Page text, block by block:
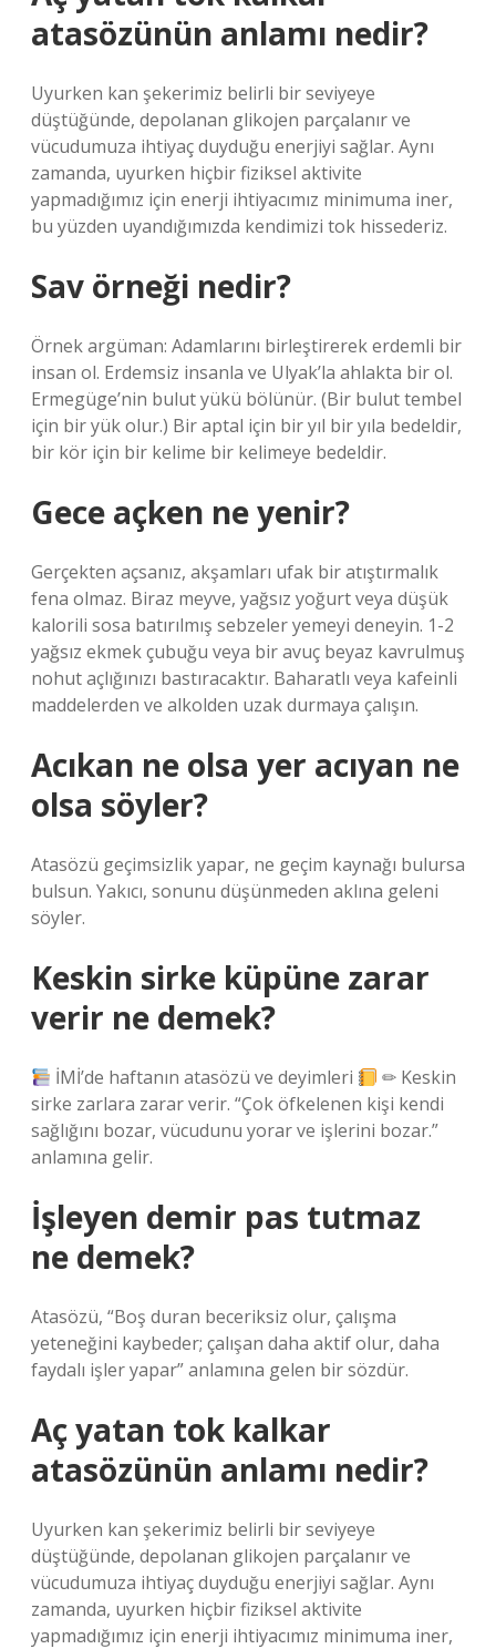
atasözünün anlamı nedir?
Uyurken kan şekerimiz belirli bir seviyeye
düştüğünde, depolanan glikojen parçalanır ve
vücudumuza ihtiyaç duyduğu enerjiyi sağlar. Aynı
zamanda, uyurken hiçbir fiziksel aktivite
yapmadığımız için enerji ihtiyacımız minimuma iner,
bu yüzden uyandığımızda kendimizi tok hissederiz.
Sav örneği nedir?
Örnek argüman: Adamlarını birleştirerek erdemli bir
insan ol. Erdemsiz insanla ve Ulyak’la ahlakta bir ol.
Ermegüge’nin bulut yükü bölünür. (Bir bulut tembel
için bir yük olur.) Bir aptal için bir yıl bir yıla bedeldir,
bir kör için bir kelime bir kelimeye bedeldir.
Gece açken ne yenir?
Gerçekten açsanız, akşamları ufak bir atıştırmalık
fena olmaz. Biraz meyve, yağsız yoğurt veya düşük
kalorili sosa batırılmış sebzeler yemeyi deneyin. 1-2
yağsız ekmek çubuğu veya bir avuç beyaz kavrulmuş
nohut açlığınızı bastıracaktır. Baharatlı veya kafeinli
maddelerden ve alkolden uzak durmaya çalışın.
Acıkan ne olsa yer acıyan ne
olsa söyler?
Atasözü geçimsizlik yapar, ne geçim kaynağı bulursa
bulsun. Yakıcı, sonunu düşünmeden aklına geleni
söyler.
Keskin sirke küpüne zarar
verir ne demek?
İMİ’de haftanın atasözü ve deyimleri
✏ Keskin
sirke zarlara zarar verir. “Çok öfkelenen kişi kendi
sağlığını bozar, vücudunu yorar ve işlerini bozar.”
anlamına gelir.
İşleyen demir pas tutmaz
ne demek?
Atasözü, “Boş duran beceriksiz olur, çalışma
yeteneğini kaybeder; çalışan daha aktif olur, daha
faydalı işler yapar” anlamına gelen bir sözdür.
Aç yatan tok kalkar
atasözünün anlamı nedir?
Uyurken kan şekerimiz belirli bir seviyeye
düştüğünde, depolanan glikojen parçalanır ve
vücudumuza ihtiyaç duyduğu enerjiyi sağlar. Aynı
zamanda, uyurken hiçbir fiziksel aktivite
yapmadığımız için enerji ihtiyacımız minimuma iner,